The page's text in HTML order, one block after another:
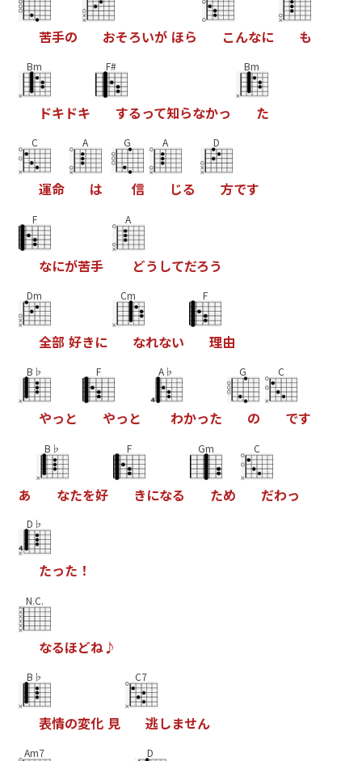
苦手の おそろいが ほら こんなに も
Bm
ドキ ドキ
F#
するって知らなかっ
Bm
た
C
運命
A
は
G
信
A
じる
D
方です
F
なにが苦手
A
どう してだろう
Dm
全部 好きに
Cm
なれない
F
理由
B♭
やっ と
F
やっ と
A♭
わかった
G
の
C
です
あ
B♭
なたを好
F
きになる
Gm
ため
C
だわっ
D♭
たった ！
N.C.
なるほどね♪
B♭
表情の変化 見
C7
逃しません
Am7 D